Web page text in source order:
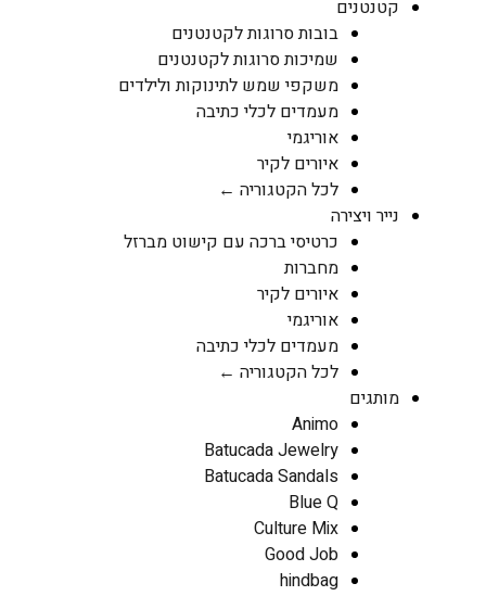
קטנטנים
בובות סרוגות לקטנטנים
שמיכות סרוגות לקטנטנים
משקפי שמש לתינוקות ולילדים
מעמדים לכלי כתיבה
אוריגמי
איורים לקיר
לכל הקטגוריה ←
נייר ויצירה
כרטיסי ברכה עם קישוט מברזל
מחברות
איורים לקיר
אוריגמי
מעמדים לכלי כתיבה
לכל הקטגוריה ←
מותגים
Animo
Batucada Jewelry
Batucada Sandals
Blue Q
Culture Mix
Good Job
hindbag